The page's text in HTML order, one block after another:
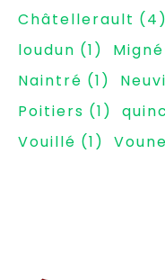
Châtellerault (4)
loudun (1)
Naintré (1)
Poitiers (1)
Vouillé (1)